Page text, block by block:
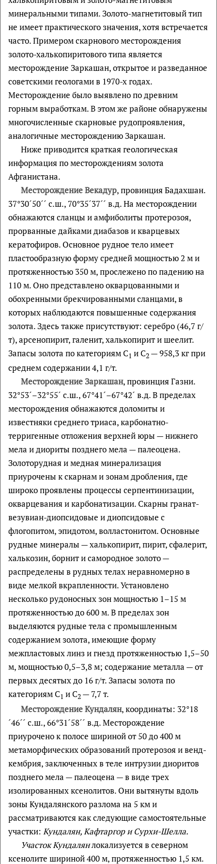
минеральными типами. Золото-магнетитовый тип
не имеет практического значения, хотя встречается
часто. Примером скарнового месторождения
золото-халькопиритового типа является
месторождение Заркашан, открытое и разведанное
советскими геологами в 1970-х годах.
Месторождение было выявлено по древним
горным выработкам. В этом же районе обнаружены
многочисленные скарновые рудопроявления,
аналогичные месторождению Заркашан.
Ниже приводится краткая геологическая
информация по месторождениям золота
Афганистана.
Месторождение Векадур, провинция Бадахшан.
37°30´50´´ с.ш., 70°35´37´´ в.д. На месторождении
обнажаются сланцы и амфиболиты протерозоя,
прорванные дайками диабазов и кварцевых
кератофиров. Основное рудное тело имеет
пластообразную форму средней мощностью 2 м и
протяженностью 350 м, прослежено по падению на
110 м. Оно представлено окварцованными и
обохренными брекчированными сланцами, в
которых наблюдаются повышенные содержания
золота. Здесь также присутствуют: серебро (46,7 г/
т), арсенопирит, галенит, халькопирит и шеелит.
Запасы золота по категориям С1 и С2 — 958,3 кг при
среднем содержании 4,1 г/т.
Месторождение Заркашан, провинция Газни.
32°53´–32°55´ с.ш., 67°41´–67°42´ в.д. В пределах
месторождения обнажаются доломиты и
известняки среднего триаса, карбонатно-
терригенные отложения верхней юры — нижнего
мела и диориты позднего мела — палеоцена.
Золоторудная и медная минерализация
приурочены к скарнам и зонам дробления, где
широко проявлены процессы серпентинизации,
окварцевания и карбонатизации. Скарны гранат-
везувиан-диопсидовые и диопсидовые с
флогопитом, эпидотом, волластонитом. Основные
рудные минералы — халькопирит, пирит, сфалерит,
халькозин, борнит и самородное золото —
распределены в рудных телах неравномерно в
виде мелкой вкрапленности. Установлено
несколько рудоносных зон мощностью 1–15 м
протяженностью до 600 м. В пределах зон
выделяются рудные тела с промышленным
содержанием золота, имеющие форму
межпластовых линз и гнезд протяженностью 1,5–50
м, мощностью 0,5–3,8 м; содержание металла — от
первых десятых до 16 г/т. Запасы золота по
категориям С1 и С2 — 7,7 т.
Месторождение Кундалян, координаты: 32°18
´46´´ с.ш., 66°31´58´´ в.д. Месторождение
приурочено к полосе шириной от 50 до 400 м
метаморфических образований протерозоя и венд-
кембрия, заключенных в теле интрузии диоритов
позднего мела — палеоцена — в виде трех
изолированных ксенолитов. Они вытянуты вдоль
зоны Кундалянского разлома на 5 км и
рассматриваются как следующие самостоятельные
участки: Кундалян, Кафтаргор и Сурхи-Шелла.
Участок Кундалянлокализуется в северном
ксенолите шириной 400 м, протяженностью 1,5 км.